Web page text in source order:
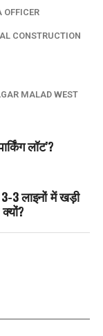
CONSTRUCTION
MALAD WEST
लॉट’?
3 लाइनों में खड़ी